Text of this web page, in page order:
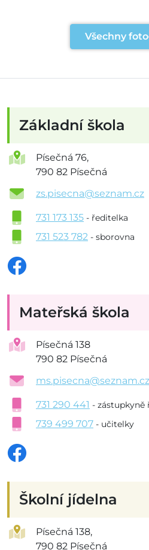
Všechny
Základní škola
Písečná 76,
790 82 Písečná
zs.pisecna@seznam.cz
731 173 135 - ředitelka
731 523 782 - sborovna
Mateřská škola
Písečná 138
790 82 Písečná
ms.pisecna@seznam.cz
731 290 441 - zástupkyně
739 499 707 - učitelky
Školní jídelna
Písečná 138,
790 82 Písečná